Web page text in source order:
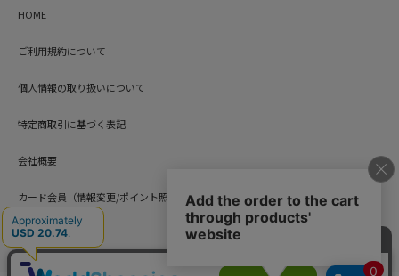
HOME
ご利用規約について
個人情報の取り扱いについて
特定商取引に基づく表記
会社概要
カード会員（情報変更/ポイント照会）
お問い合わせ